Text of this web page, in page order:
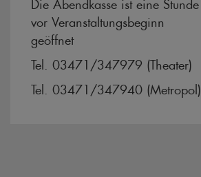
Die Abendkasse ist eine Stunde
vor Veranstaltungsbeginn
geöffnet
Tel. 03471/347979 (Theater)
Tel. 03471/347940 (Metropol)